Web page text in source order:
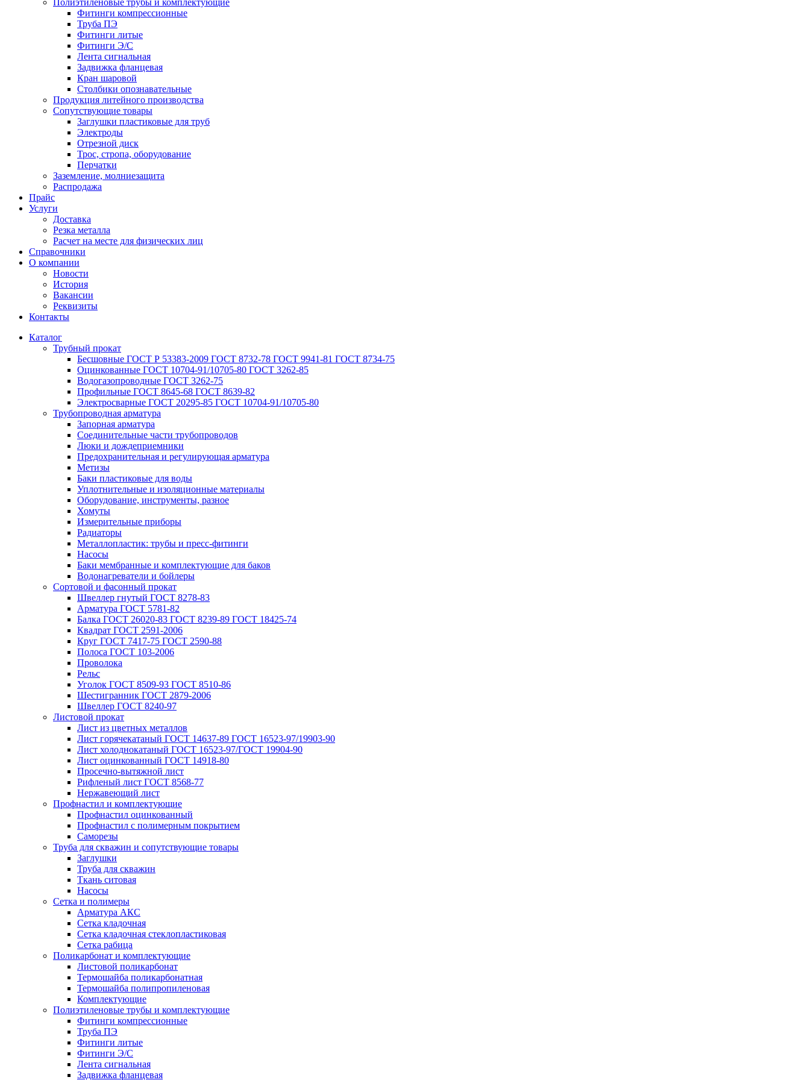
Полиэтиленовые трубы и комплектующие
Фитинги компрессионные
Труба ПЭ
Фитинги литые
Фитинги Э/С
Лента сигнальная
Задвижка фланцевая
Кран шаровой
Столбики опознавательные
Продукция литейного производства
Сопутствующие товары
Заглушки пластиковые для труб
Электроды
Отрезной диск
Трос, стропа, оборудование
Перчатки
Заземление, молниезащита
Распродажа
Прайс
Услуги
Доставка
Резка металла
Расчет на месте для физических лиц
Справочники
О компании
Новости
История
Вакансии
Реквизиты
Контакты
Каталог
Трубный прокат
Беcшовные ГОСТ Р 53383-2009 ГОСТ 8732-78 ГОСТ 9941-81 ГОСТ 8734-75
Оцинкованные ГОСТ 10704-91/10705-80 ГОСТ 3262-85
Водогазопроводные ГОСТ 3262-75
Профильные ГОСТ 8645-68 ГОСТ 8639-82
Электросварные ГОСТ 20295-85 ГОСТ 10704-91/10705-80
Трубопроводная арматура
Запорная арматура
Соединительные части трубопроводов
Люки и дождеприемники
Предохранительная и регулирующая арматура
Метизы
Баки пластиковые для воды
Уплотнительные и изоляционные материалы
Оборудование, инструменты, разное
Хомуты
Измерительные приборы
Радиаторы
Металлопластик: трубы и пресс-фитинги
Насосы
Баки мембранные и комплектующие для баков
Водонагреватели и бойлеры
Сортовой и фасонный прокат
Швеллер гнутый ГОСТ 8278-83
Арматура ГОСТ 5781-82
Балка ГОСТ 26020-83 ГОСТ 8239-89 ГОСТ 18425-74
Квадрат ГОСТ 2591-2006
Круг ГОСТ 7417-75 ГОСТ 2590-88
Полоса ГОСТ 103-2006
Проволока
Рельс
Уголок ГОСТ 8509-93 ГОСТ 8510-86
Шестигранник ГОСТ 2879-2006
Швеллер ГОСТ 8240-97
Листовой прокат
Лист из цветных металлов
Лист горячекатаный ГОСТ 14637-89 ГОСТ 16523-97/19903-90
Лист холоднокатаный ГОСТ 16523-97/ГОСТ 19904-90
Лист оцинкованный ГОСТ 14918-80
Просечно-вытяжной лист
Рифленый лист ГОСТ 8568-77
Нержавеющий лист
Профнастил и комплектующие
Профнастил оцинкованный
Профнастил с полимерным покрытием
Саморезы
Труба для скважин и сопутствующие товары
Заглушки
Труба для скважин
Ткань ситовая
Насосы
Сетка и полимеры
Арматура АКС
Сетка кладочная
Сетка кладочная стеклопластиковая
Сетка рабица
Поликарбонат и комплектующие
Листовой поликарбонат
Термошайба поликарбонатная
Термошайба полипропиленовая
Комплектующие
Полиэтиленовые трубы и комплектующие
Фитинги компрессионные
Труба ПЭ
Фитинги литые
Фитинги Э/С
Лента сигнальная
Задвижка фланцевая